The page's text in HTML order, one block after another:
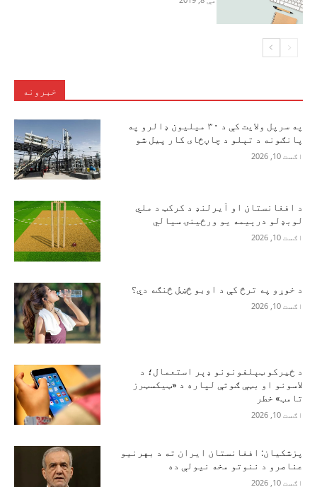
خبرونه
په سرپل ولایت کې د ۳۰ میلیون ډالرو په
پانګونه د تېلو د چاڼځای کار پیل شو
اګست 10, 2026
د افغانستان او آیرلنډ د کرکټ د ملي
لوبډلو درېیمه یو ورځینۍ سیالي
اګست 10, 2026
د خوړو په ترڅ کې د اوبو څښل څنګه دي؟
اګست 10, 2026
د ځیرکو ټېلفونونو ډېر استعمال؛ د
لاسونو او بټې ګوتې لپاره د «ټیکسټرز
تامب» خطر
اګست 10, 2026
پزشکیان: افغانستان ایران ته د بهرنیو
عناصرو د ننوتو مخه نیولې ده
اګست 10, 2026